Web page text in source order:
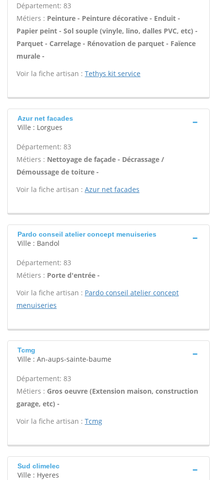
Département: 83
Métiers : Peinture - Peinture décorative - Enduit -
Papier peint - Sol souple (vinyle, lino, dalles PVC, etc) -
Parquet - Carrelage - Rénovation de parquet - Faïence
murale -
Voir la fiche artisan : Tethys kit service
Azur net facades
Ville : Lorgues
Département: 83
Métiers : Nettoyage de façade - Décrassage /
Démoussage de toiture -
Voir la fiche artisan : Azur net facades
Pardo conseil atelier concept menuiseries
Ville : Bandol
Département: 83
Métiers : Porte d'entrée -
Voir la fiche artisan : Pardo conseil atelier concept
menuiseries
Tcmg
Ville : An-aups-sainte-baume
Département: 83
Métiers : Gros oeuvre (Extension maison, construction
garage, etc) -
Voir la fiche artisan : Tcmg
Sud climelec
Ville : Hyeres